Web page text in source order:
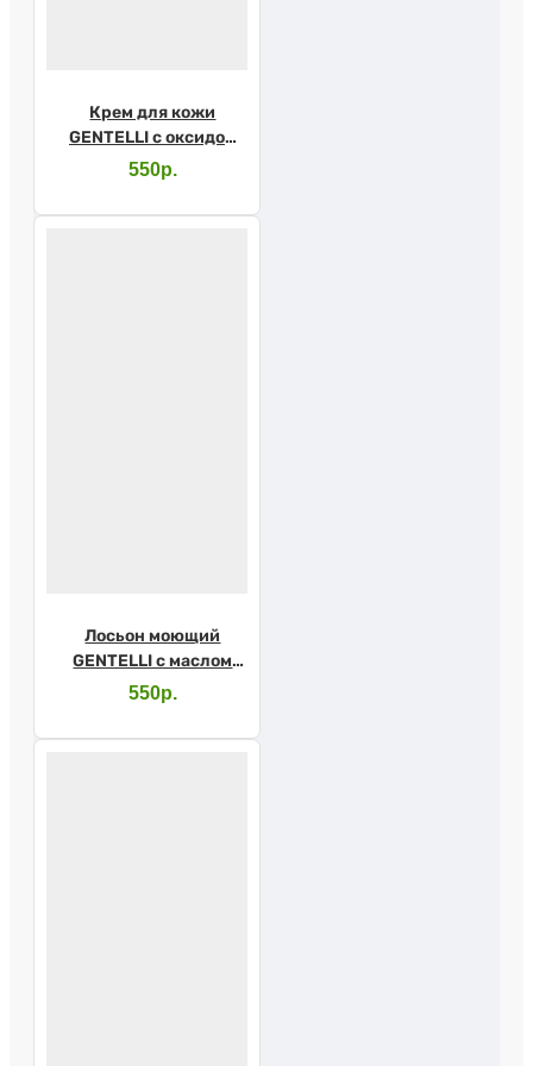
Крем для кожи
GENTELLI с оксидом
цинка 200мл
550р.
Лосьон моющий
GENTELLI с маслом
виноградных
пантенолом 400мл
550р.